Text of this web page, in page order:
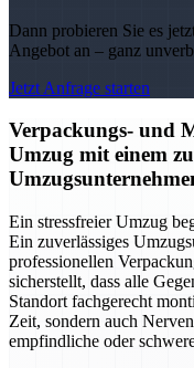
Dann probieren Sie es
Angebot an – ganz
Jetzt Anfrage starten
Verpackungs- und
Umzug mit einem
Ein stressfreier Umzug
Ein zuverlässiges
professionellen
sicherstellt, dass alle
Standort fachgerecht
Zeit, sondern auch
empfindliche oder